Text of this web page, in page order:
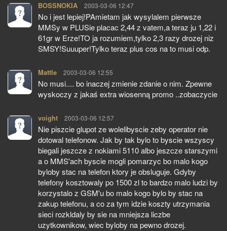
BOSSNOKIA pisze:
2003-03-06 12:47
No i jest lepiej!PAmietam jak wysylalem pierwsze
MMSy w PLUSie placac 2,44 z vatem,a teraz ju 1,22 i
61gr w Erze!TO ja rozumiem,tylko 2,3 razy drozej niz
SMSY!Suuuper!Tylko teraz plus cos na to musi odp.
Mattle pisze:
2003-03-06 12:55
No musi.... bo inaczej zmienie zdanie o nim. Zpewne
wyskoczy z jakaś extra wiosenną promo ..zobaczycie
voight pisze:
2003-03-06 12:57
Nie piszcie glupot ze wolelibyscie zeby operator nie
dotowal telefonow. Jak by tak bylo to byscie wszyscy
biegali jeszcze z nokiami 5110 albo jeszcze starszymi
a o MMS'ach byscie mogli pomarzyc bo malo kogo
byloby stac na telefon ktory je obsluguje. Gdyby
telefony kosztowaly po 1500 zl to bardzo malo ludzi by
korzystalo z GSM'u bo malo kogo bylo by stac na
zakup telefonu, a co za tym idzie koszty utrzymania
sieci rozkldaly by sie na mniejsza liczbe
uzytkownikow, wiec byloby na pewno drozej.